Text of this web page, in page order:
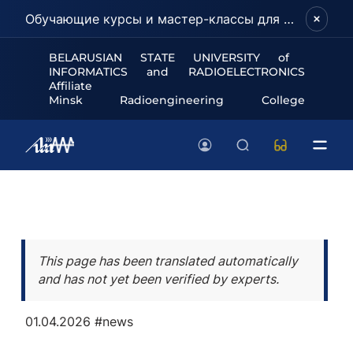
Обучающие курсы и мастер-классы для школьников и абитуриентов!
BELARUSIAN STATE UNIVERSITY of
INFORMATICS and RADIOELECTRONICS
Affiliate
Minsk Radioengineering College
This page has been translated automatically
and has not yet been verified by experts.
01.04.2026 #news